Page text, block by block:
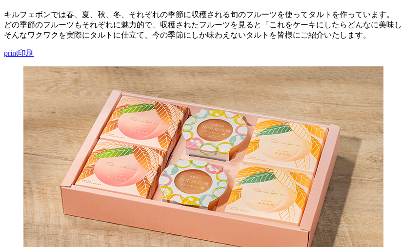
キルフェボンでは春、夏、秋、冬、それぞれの季節に収穫される旬のフルーツを使ってタルトを作っています。
どの季節のフルーツもそれぞれに魅力的で、収穫されたフルーツを見ると「これをケーキにしたらどんなに美味
そんなワクワクを実際にタルトに仕立て、今の季節にしか味わえないタルトを皆様にご紹介いたします。
print印刷